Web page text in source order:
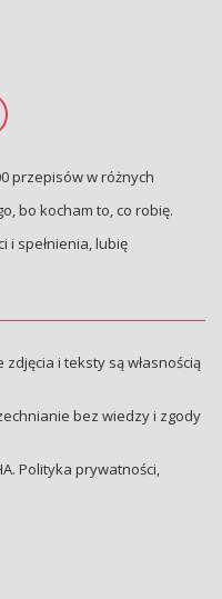
przepisów w różnych
bo kocham to, co robię.
i spełnienia, lubię
i teksty są własnością
bez wiedzy i zgody
Polityka prywatności,